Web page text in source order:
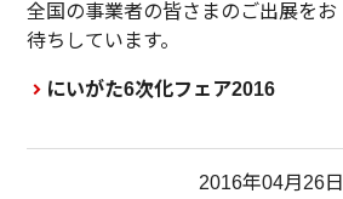
全国の事業者の皆さまのご出展をお
待ちしています。
にいがた6次化フェア2016
2016年04月26日